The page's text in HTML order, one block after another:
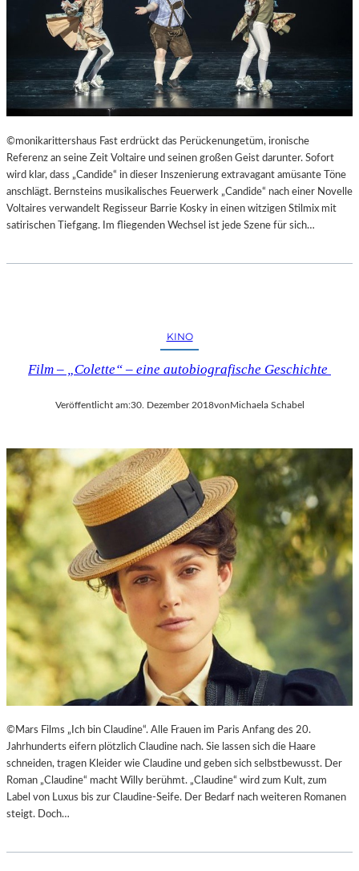
©monikarittershaus Fast erdrückt das Perückenungetüm, ironische
Referenz an seine Zeit Voltaire und seinen großen Geist darunter. Sofort
wird klar, dass „Candide“ in dieser Inszenierung extravagant amüsante Töne
anschlägt. Bernsteins musikalisches Feuerwerk „Candide“ nach einer Novelle
Voltaires verwandelt Regisseur Barrie Kosky in einen witzigen Stilmix mit
satirischen Tiefgang. Im fliegenden Wechsel ist jede Szene für sich…
KINO
Film – „Colette“ – eine autobiografische Geschichte
Veröffentlicht am:30. Dezember 2018vonMichaela Schabel
©Mars Films „Ich bin Claudine“. Alle Frauen im Paris Anfang des 20.
Jahrhunderts eifern plötzlich Claudine nach. Sie lassen sich die Haare
schneiden, tragen Kleider wie Claudine und geben sich selbstbewusst. Der
Roman „Claudine“ macht Willy berühmt. „Claudine“ wird zum Kult, zum
Label von Luxus bis zur Claudine-Seife. Der Bedarf nach weiteren Romanen
steigt. Doch…